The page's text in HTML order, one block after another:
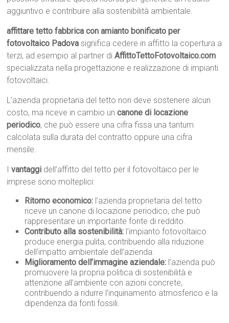
aggiuntivo e contribuire alla sostenibilità ambientale.
affittare tetto fabbrica con amianto bonificato per
fotovoltaico Padova significa cedere in affitto la copertura a
terzi, ad esempio al partner diAffittoTettoFotovoltaico.com
specializzata nella progettazione e realizzazione di impianti
fotovoltaici.
L’azienda proprietaria del tetto non deve sostenere alcun
costo, ma riceve in cambio uncanone di locazione
periodico, che può essere una cifra fissa una tantum
calcolata sulla durata del contratto oppure una cifra
mensile.
Ivantaggi dell’affitto del tetto per il fotovoltaico per le
imprese sono molteplici:
Ritorno economico: l’azienda proprietaria del tetto
riceve un canone di locazione periodico, che può
rappresentare un importante fonte di reddito.
Contributo alla sostenibilità: l’impianto fotovoltaico
produce energia pulita, contribuendo alla riduzione
dell’impatto ambientale dell’azienda.
Miglioramento dell’immagine aziendale: l’azienda può
promuovere la propria politica di sostenibilità e
attenzione all’ambiente con azioni concrete,
contribuendo a ridurre l’inquinamento atmosferico e la
dipendenza da fonti fossili.